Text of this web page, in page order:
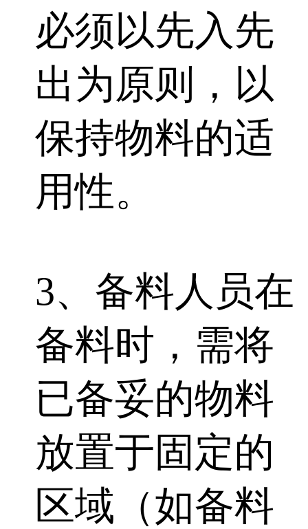
必须以先入先
出为原则，以
保持物料的适
用性。
3、备料人员在
备料时，需将
已备妥的物料
放置于固定的
区域（如备料